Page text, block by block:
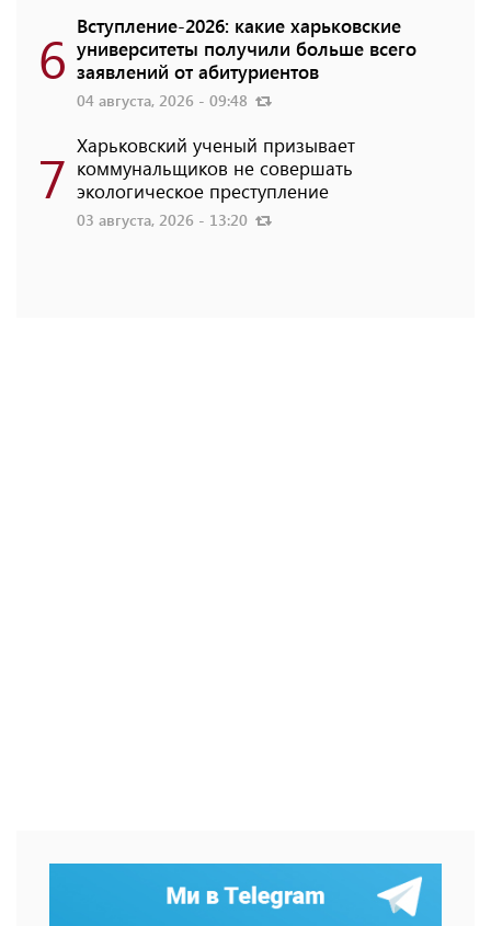
6 Вступление-2026: какие харьковские
университеты получили больше всего
заявлений от абитуриентов
04 августа, 2026 - 09:48
7 Харьковский ученый призывает
коммунальщиков не совершать
экологическое преступление
03 августа, 2026 - 13:20